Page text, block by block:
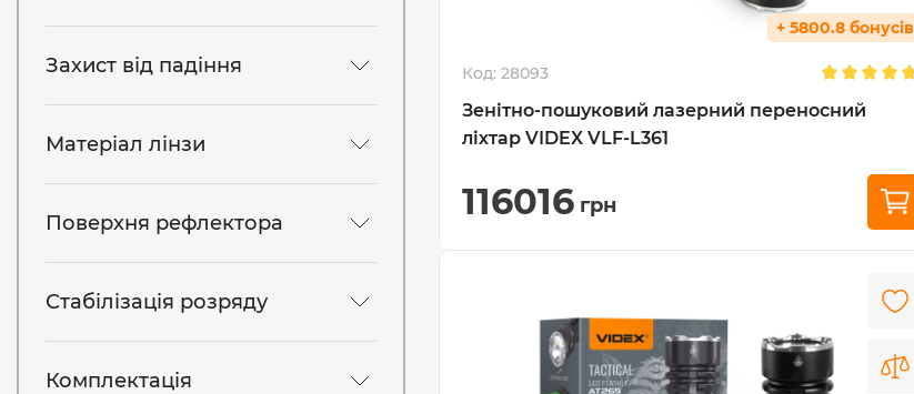
Захист від падіння
Матеріал лінзи
Поверхня рефлектора
Стабілізація розряду
Комплектація
+ 5800.8 бонусів
Код: 28093
Зенітно-пошуковий лазерний переносний
ліхтар VIDEX VLF-L361
116016 грн